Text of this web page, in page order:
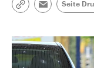
Link
Email
Seite